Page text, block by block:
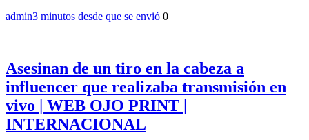
admin3 minutos desde que se envió 0
Asesinan de un tiro en la cabeza a
influencer que realizaba transmisión en
vivo | WEB OJO PRINT |
INTERNACIONAL